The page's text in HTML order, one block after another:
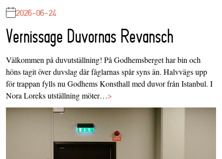
2026-06-24
Vernissage Duvornas Revansch
Välkommen på duvutställning! På Godhemsberget har bin och
höns tagit över duvslag där fåglarnas spår syns än. Halvvägs upp
för trappan fylls nu Godhems Konsthall med duvor från Istanbul. I
Nora Loreks utställning möter…>